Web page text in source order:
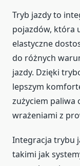
Tryb jazdy to
pojazdów, która
elastyczne
do różnych
jazdy. Dzięki
lepszym
zużyciem paliwa
wrażeniami z
Integracja trybu
takimi jak